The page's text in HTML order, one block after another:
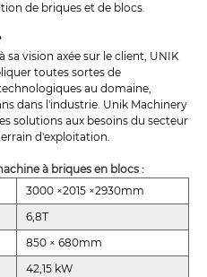
de briques et de blocs.
sa vision axée sur le client, UNIK
toutes sortes de
au domaine,
dans l'industrie. Unik Machinery
solutions aux besoins du secteur
d'exploitation.
à briques en blocs :
3000 ×2015 ×2930mm
6,8T
850 × 680mm
42,15 kW